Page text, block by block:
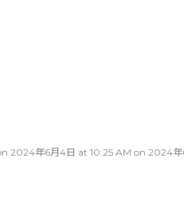
2024年6月4日 at 10:25 AM on 2024